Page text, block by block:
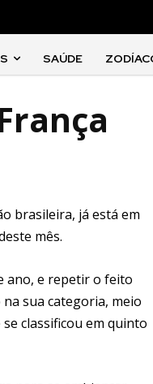
SAÚDE
brasileira, já está em
mês.
ano, e repetir o feito
sua categoria, meio
classificou em quinto